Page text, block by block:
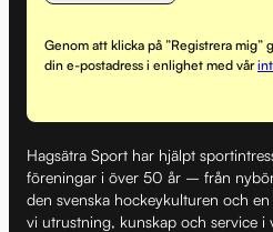
Genom att klicka på ”Registrera mig”
din e-postadress i enlighet med vår
Hagsätra Sport har hjälpt
föreningar i över 50 år – från
den svenska hockeykulturen och
vi utrustning, kunskap och service i